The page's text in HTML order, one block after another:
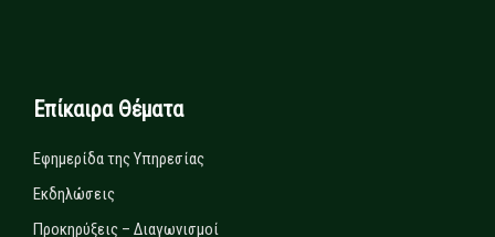
Επίκαιρα Θέματα
Εφημερίδα της Υπηρεσίας
Εκδηλώσεις
Προκηρύξεις – Διαγωνισμοί